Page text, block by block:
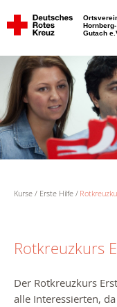
Hornberg-
Gutach
Kurse Erste Hilfe
Rotkreuzkurs
Der Rotkreuzkurs
alle Interessierten,